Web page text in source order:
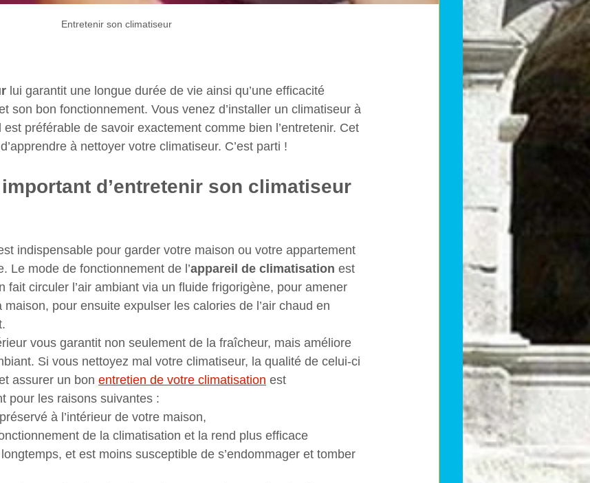
Entretenir son climatiseur
lui garantit une longue durée de vie ainsi qu’une efficacité
son bon fonctionnement. Vous venez d’installer un climatiseur à
préférable de savoir exactement comme bien l’entretenir. Cet
à nettoyer votre climatiseur. C’est parti !
d’entretenir son climatiseur
indispensable pour garder votre maison ou votre appartement
Le mode de fonctionnement de l’appareil de climatisation est
fait circuler l’air ambiant via un fluide frigorigène, pour amener
maison, pour ensuite expulser les calories de l’air chaud en
vous garantit non seulement de la fraîcheur, mais améliore
Si vous nettoyez mal votre climatiseur, la qualité de celui-ci
assurer un bon entretien de votre climatisation est
pour les raisons suivantes :
à l’intérieur de votre maison,
de la climatisation et la rend plus efficace
et est moins susceptible de s’endommager et tomber